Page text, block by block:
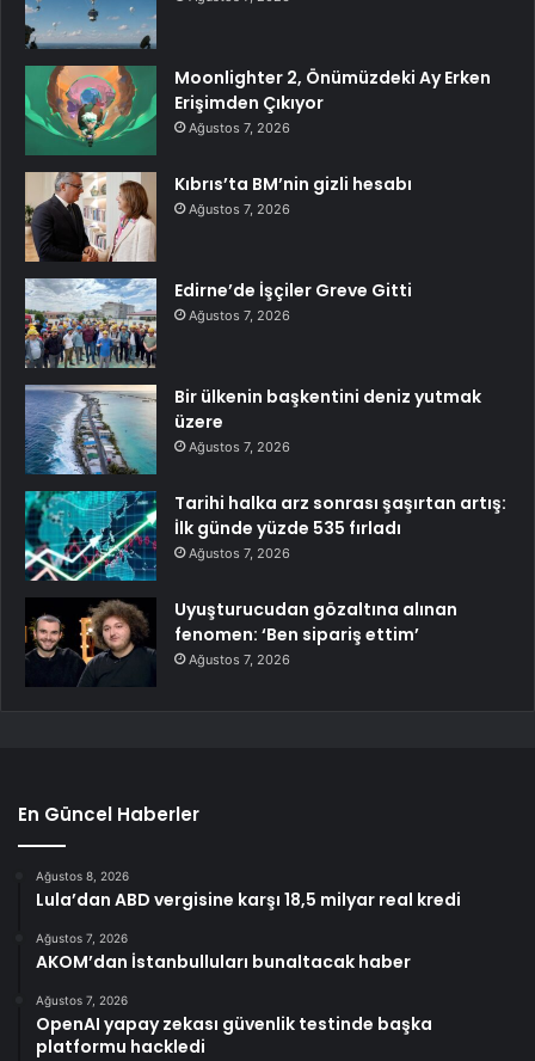
Moonlighter 2, Önümüzdeki Ay Erken
Erişimden Çıkıyor
Ağustos 7, 2026
Kıbrıs’ta BM’nin gizli hesabı
Ağustos 7, 2026
Edirne’de İşçiler Greve Gitti
Ağustos 7, 2026
Bir ülkenin başkentini deniz yutmak
üzere
Ağustos 7, 2026
Tarihi halka arz sonrası şaşırtan artış:
İlk günde yüzde 535 fırladı
Ağustos 7, 2026
Uyuşturucudan gözaltına alınan
fenomen: ‘Ben sipariş ettim’
Ağustos 7, 2026
En Güncel Haberler
Ağustos 8, 2026
Lula’dan ABD vergisine karşı 18,5 milyar real kredi
Ağustos 7, 2026
AKOM’dan İstanbulluları bunaltacak haber
Ağustos 7, 2026
OpenAI yapay zekası güvenlik testinde başka
platformu hackledi